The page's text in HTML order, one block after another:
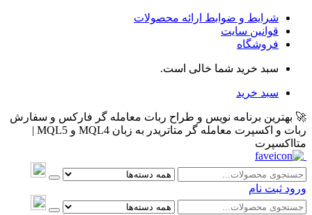
شرایط و ضوابط ارائه محصولات
قوانین سایت
فروشگاه
سبد خرید شما خالی است.
سبد خرید
🚀 بهترین برنامه نویس و طراح ربات معامله گر فارکس و سفارش
ربات و اکسپرت معامله گر متاتریدر به زبان MQL4 و MQL5 |
متااکسپرت
ورود ثبت نام